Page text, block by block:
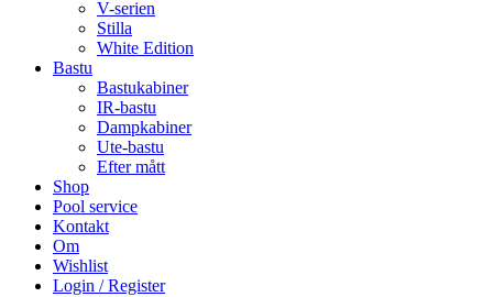
V-serien
Stilla
White Edition
Bastu
Bastukabiner
IR-bastu
Dampkabiner
Ute-bastu
Efter mått
Shop
Pool service
Kontakt
Om
Wishlist
Login / Register